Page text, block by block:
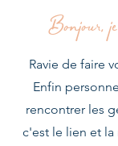
Bonjour,
Ravie de faire
Enfin
rencontrer les
c'est le lien et